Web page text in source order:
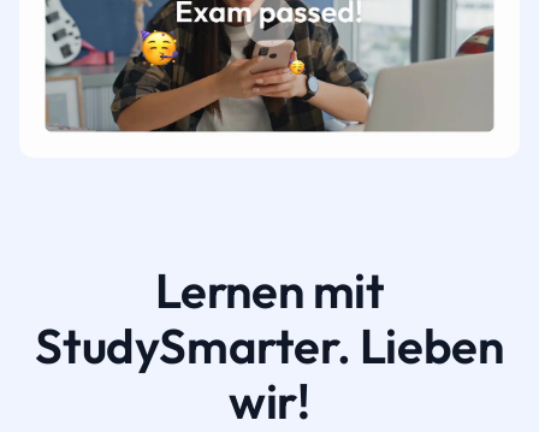
Lernen mit
StudySmarter. Lieben
wir!